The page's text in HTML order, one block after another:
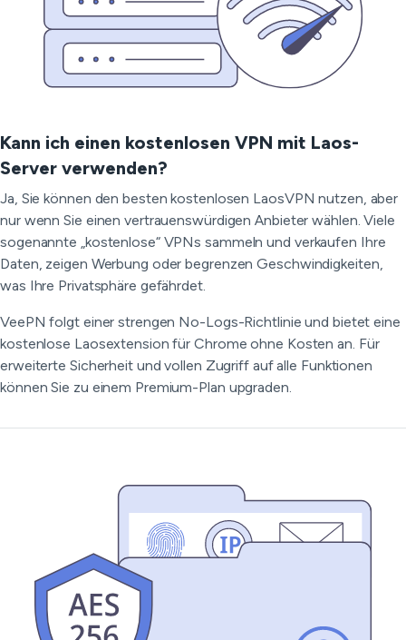
Kann ich einen kostenlosen VPN mit Laos-
Server verwenden?
Ja, Sie können den besten kostenlosen LaosVPN nutzen, aber
nur wenn Sie einen vertrauenswürdigen Anbieter wählen. Viele
sogenannte „kostenlose“ VPNs sammeln und verkaufen Ihre
Daten, zeigen Werbung oder begrenzen Geschwindigkeiten,
was Ihre Privatsphäre gefährdet.
VeePN folgt einer strengen No-Logs-Richtlinie und bietet eine
kostenlose Laosextension für Chrome ohne Kosten an. Für
erweiterte Sicherheit und vollen Zugriff auf alle Funktionen
können Sie zu einem Premium-Plan upgraden.